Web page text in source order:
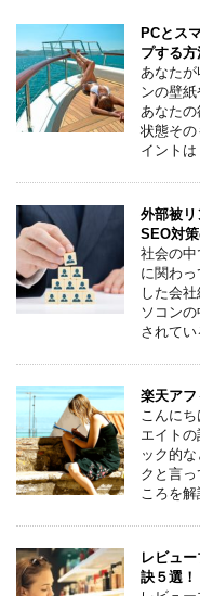
PCとス
プする方
あなた
ンの壁紙
あなた
状態そ
イント
外部被
SEO対
社会の
に関わ
した会
ソコン
されて
楽天ア
こんに
エイト
ック的
クと言
ころを
レビュ
訣５選！